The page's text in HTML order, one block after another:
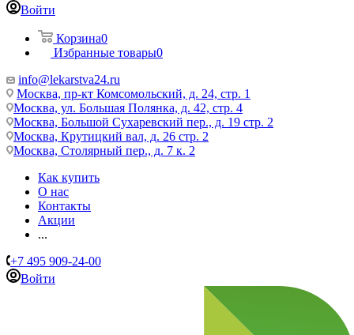
Войти
Корзина0
Избранные товары0
info@lekarstva24.ru
Москва, пр-кт Комсомольский, д. 24, стр. 1
Москва, ул. Большая Полянка, д. 42, стр. 4
Москва, Большой Сухаревский пер., д. 19 стр. 2
Москва, Крутицкий вал, д. 26 стр. 2
Москва, Столярный пер., д. 7 к. 2
Как купить
О нас
Контакты
Акции
...
+7 495 909-24-00
Войти